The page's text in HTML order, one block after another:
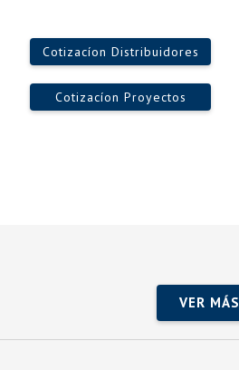
Cotizacíon Distribuidores
Cotizacíon Proyectos
VER MÁS